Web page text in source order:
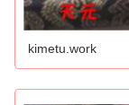
kimetu.work